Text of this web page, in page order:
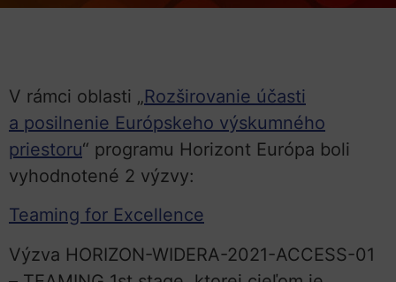
V rámci oblasti „Rozširovanie účasti
a posilnenie Európskeho výskumného
priestoru“ programu Horizont Európa boli
vyhodnotené 2 výzvy:
Teaming for Excellence
Výzva HORIZON-WIDERA-2021-ACCESS-01